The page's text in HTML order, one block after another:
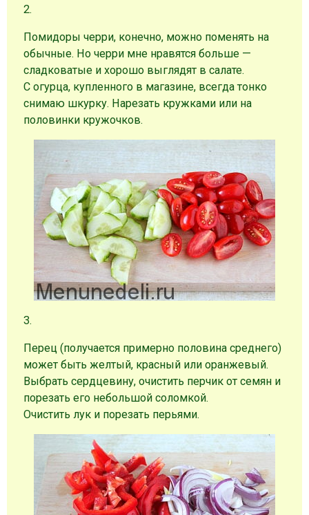
2.
Помидоры черри, конечно, можно поменять на
обычные. Но черри мне нравятся больше —
сладковатые и хорошо выглядят в салате.
С огурца, купленного в магазине, всегда тонко
снимаю шкурку. Нарезать кружками или на
половинки кружочков.
3.
Перец (получается примерно половина среднего)
может быть желтый, красный или оранжевый.
Выбрать сердцевину, очистить перчик от семян и
порезать его небольшой соломкой.
Очистить лук и порезать перьями.